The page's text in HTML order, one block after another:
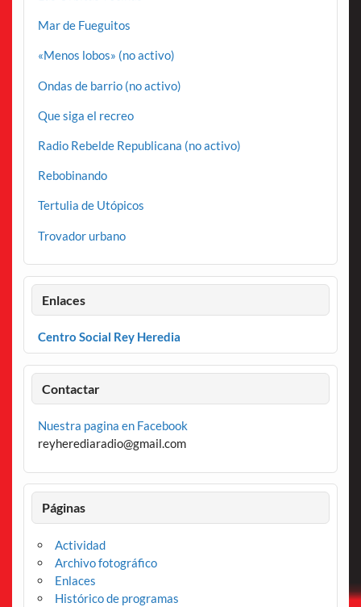
Mar de Fueguitos
«Menos lobos» (no activo)
Ondas de barrio (no activo)
Que siga el recreo
Radio Rebelde Republicana (no activo)
Rebobinando
Tertulia de Utópicos
Trovador urbano
Enlaces
Centro Social Rey Heredia
Contactar
Nuestra pagina en Facebook
reyherediaradio@gmail.com
Páginas
Actividad
Archivo fotográfico
Enlaces
Histórico de programas